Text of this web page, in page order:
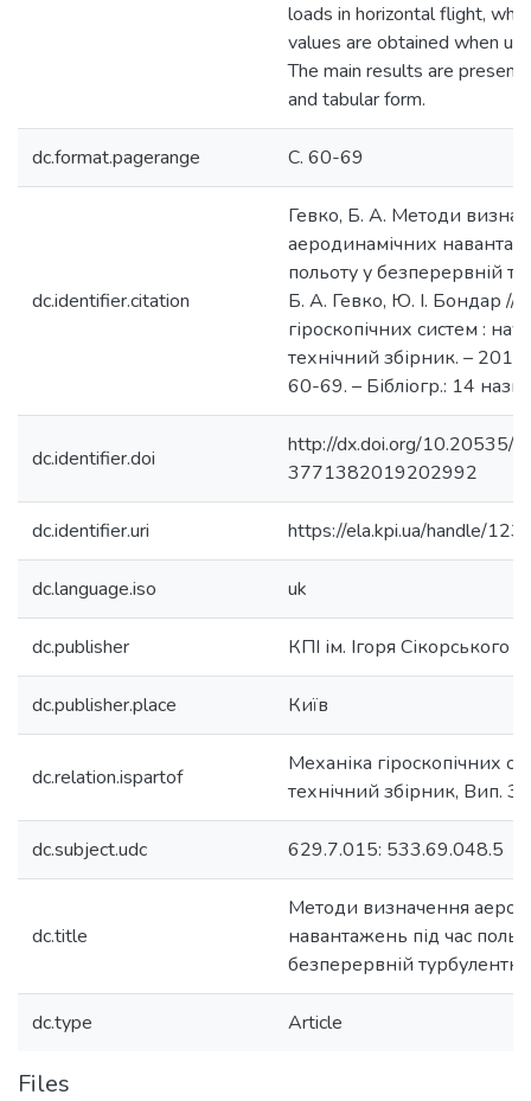
loads in horizontal flight,
values are obtained when
The main results are
and tabular form.
dc.format.pagerange С. 60-69
dc.identifier.citation
Гевко, Б. А. Методи
аеродинамічних
польоту у безперервній
Б. А. Гевко, Ю. І. Бондар //
гіроскопічних систем :
технічний збірник. –
60-69. – Бібліогр.: 14 назв.
dc.identifier.doi
http://dx.doi.org/10.20535/
3771382019202992
dc.identifier.uri https://ela.kpi.ua/handle/
dc.language.iso uk
dc.publisher КПІ ім. Ігоря Сікорського
dc.publisher.place Київ
dc.relation.ispartof
Механіка гіроскопічних
технічний збірник, Вип. 38
dc.subject.udc 629.7.015: 533.69.048.5
dc.title
Методи визначення
навантажень під час
безперервній
dc.type Article
Files